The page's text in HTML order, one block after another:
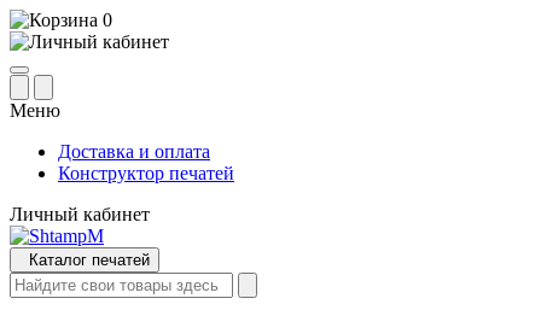
0
Меню
Доставка и оплата
Конструктор печатей
Личный кабинет
Каталог печатей